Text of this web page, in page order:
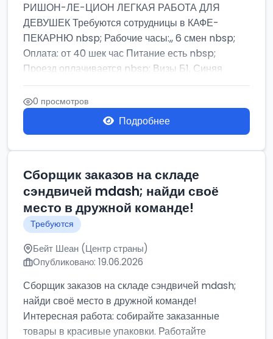
РИШОН-ЛЕ-ЦИОН ЛЕГКАЯ РАБОТА ДЛЯ
ДЕВУШЕК Требуются сотрудницы в КАФЕ-
ПЕКАРНЮ nbsp; Рабочие часы:,, 6 смен nbsp;
Оплата: от 40 шек час Питание есть nbsp;
Проезд оплачивается nbsp; Визы Б1, Синяя
бумага,...
0 просмотров
Подробнее
Сборщик заказов на складе
сэндвичей mdash; найди своё
место в дружной команде!
Требуются
Бейт Шеан (Центр страны)
Опубликовано: 19.06.2026
Сборщик заказов на складе сэндвичей mdash;
найди своё место в дружной команде!
Интересная работа: собирайте заказанные
товары в красивые упаковки. Работайте